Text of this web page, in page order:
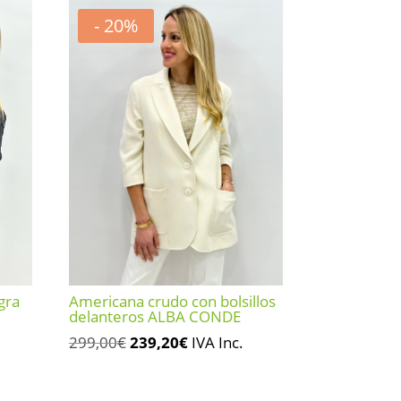
- 20%
Americana crudo con bolsillos
delanteros ALBA CONDE
299,00€El
239,20€ElIVA Inc.